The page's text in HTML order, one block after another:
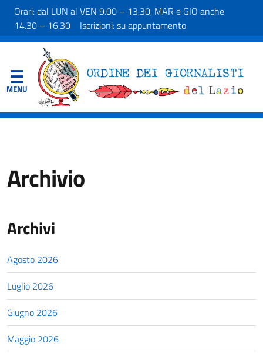
Orari: dal LUN al VEN 9.00 – 13.30, MAR e GIO anche
14.30 – 16.30 Iscrizioni: su appuntamento
Archivio
Archivi
Agosto 2026
Luglio 2026
Giugno 2026
Maggio 2026